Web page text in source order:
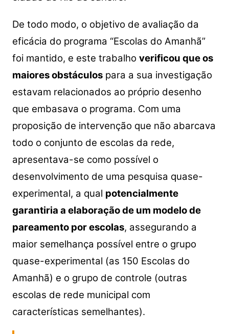
De todo modo, o objetivo de avaliação da
eficácia do programa “Escolas do Amanhã”
foi mantido, e este trabalho verificou que os
maiores obstáculospara a sua investigação
estavam relacionados ao próprio desenho
que embasava o programa. Com uma
proposição de intervenção que não abarcava
todo o conjunto de escolas da rede,
apresentava-se como possível o
desenvolvimento de uma pesquisa quase-
experimental, a qual potencialmente
garantiria a elaboração de um modelo de
pareamento por escolas, assegurando a
maior semelhança possível entre o grupo
quase-experimental (as 150 Escolas do
Amanhã) e o grupo de controle (outras
escolas de rede municipal com
características semelhantes).